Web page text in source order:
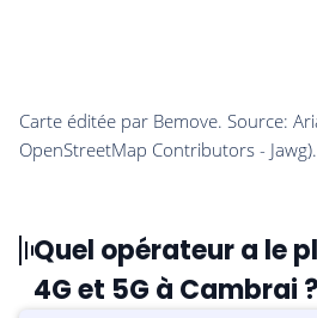
Quel opérateur a le
4G et 5G à Cambrai ?